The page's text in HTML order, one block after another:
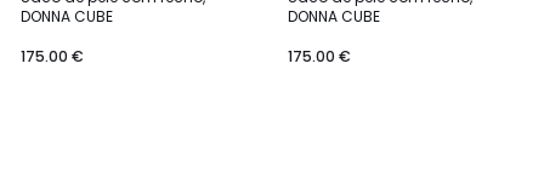
DONNA CUBE
175.00 €
DONNA CUBE
175.00 €